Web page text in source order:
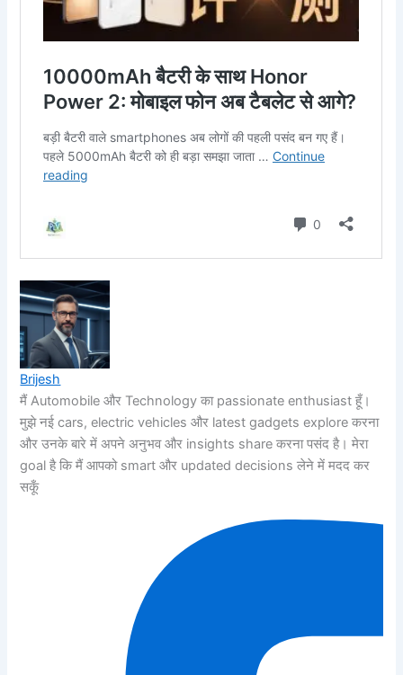
Brijesh
मैं Automobile और Technology का passionate enthusiast हूँ।
मुझे नई cars, electric vehicles और latest gadgets explore करना
और उनके बारे में अपने अनुभव और insights share करना पसंद है। मेरा
goal है कि मैं आपको smart और updated decisions लेने में मदद कर
सकूँ